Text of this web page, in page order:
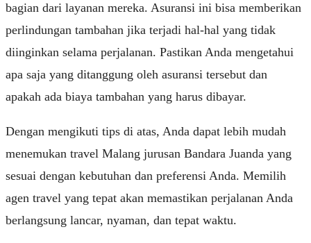
bagian dari layanan mereka. Asuransi ini bisa memberikan
perlindungan tambahan jika terjadi hal-hal yang tidak
diinginkan selama perjalanan. Pastikan Anda mengetahui
apa saja yang ditanggung oleh asuransi tersebut dan
apakah ada biaya tambahan yang harus dibayar.
Dengan mengikuti tips di atas, Anda dapat lebih mudah
menemukan travel Malang jurusan Bandara Juanda yang
sesuai dengan kebutuhan dan preferensi Anda. Memilih
agen travel yang tepat akan memastikan perjalanan Anda
berlangsung lancar, nyaman, dan tepat waktu.